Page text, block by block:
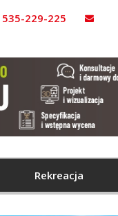
535-229-225
Rekreacja